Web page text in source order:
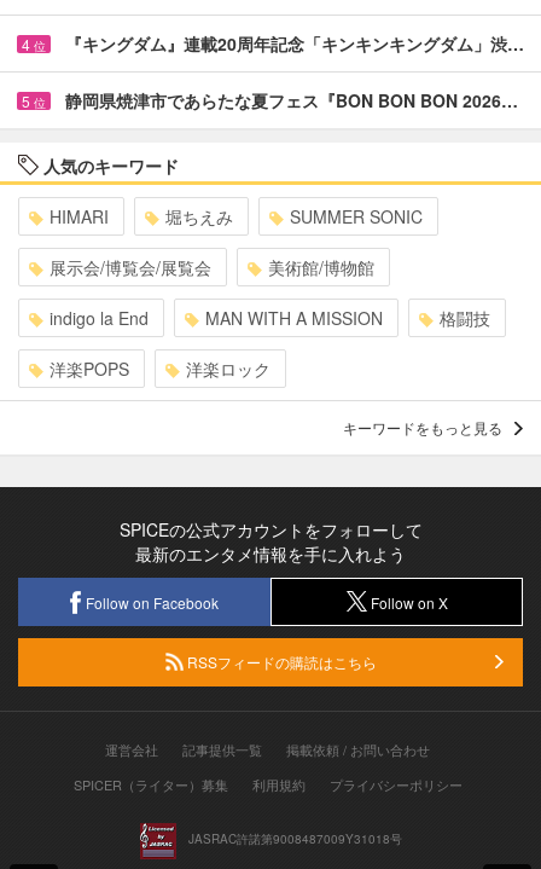
4 位 『キングダム』連載20周年記念「キンキンキングダム」渋…
5 位 静岡県焼津市であらたな夏フェス『BON BON BON 2026…
人気のキーワード
HIMARI 堀ちえみ SUMMER SONIC
展示会/博覧会/展覧会 美術館/博物館
indigo la End MAN WITH A MISSION 格闘技
洋楽POPS 洋楽ロック
キーワードをもっと見る
SPICEの公式アカウントをフォローして
最新のエンタメ情報を手に入れよう
Follow on Facebook Follow on X
RSSフィードの購読はこちら
運営会社 記事提供一覧
掲載依頼 / お問い合わせ
SPICER（ライター）募集
利用規約 プライバシーポリシー
JASRAC許諾第9008487009Y31018号